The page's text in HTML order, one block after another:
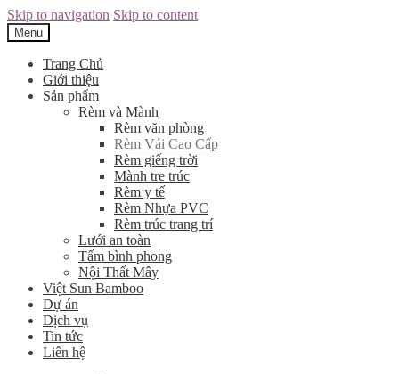
Skip to navigation Skip to content
Menu
Trang Chủ
Giới thiệu
Sản phẩm
Rèm và Mành
Rèm văn phòng
Rèm Vải Cao Cấp
Rèm giếng trời
Mành tre trúc
Rèm y tế
Rèm Nhựa PVC
Rèm trúc trang trí
Lưới an toàn
Tấm bình phong
Nội Thất Mây
Việt Sun Bamboo
Dự án
Dịch vụ
Tin tức
Liên hệ